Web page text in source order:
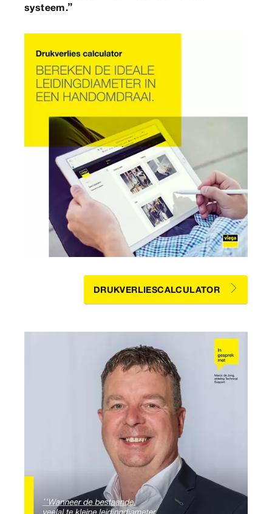
systeem.”
DRUKVERLIESCALCULATOR